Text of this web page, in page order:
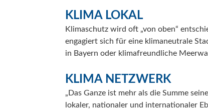
KLIMA LOKAL
Klimaschutz wird oft „von oben“
engagiert sich für eine klimaneutrale
in Bayern oder klimafreundliche
KLIMA NETZWERK
„Das Ganze ist mehr als die Summe
lokaler, nationaler und internationaler